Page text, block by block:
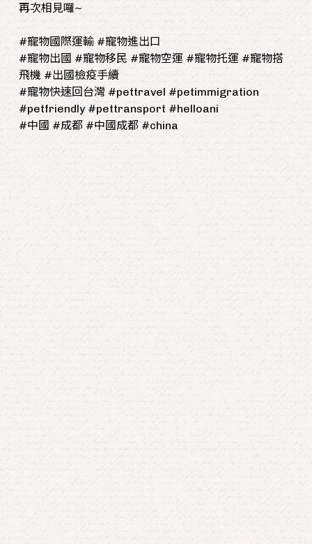
再次相見囉~
#寵物國際運輸 #寵物進出口
#寵物出國 #寵物移民 #寵物空運 #寵物托運 #寵物搭
飛機 #出國檢疫手續
#寵物快速回台灣 #pettravel #petimmigration
#petfriendly #pettransport #helloani
#中國 #成都 #中國成都 #china